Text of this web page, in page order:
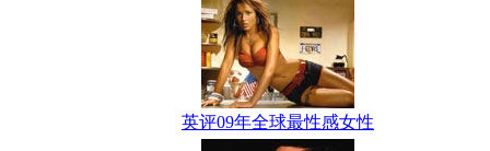
英评09年全球最性感女性